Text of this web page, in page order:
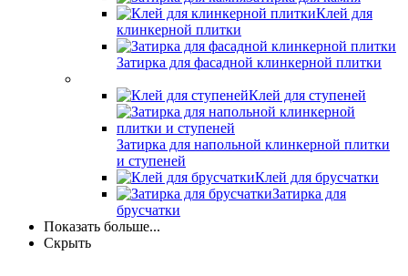
Клей для
клинкерной плитки
Затирка для фасадной клинкерной плитки
Клей для ступеней
Затирка для напольной клинкерной плитки
и ступеней
Клей для брусчатки
Затирка для
брусчатки
Показать больше...
Скрыть